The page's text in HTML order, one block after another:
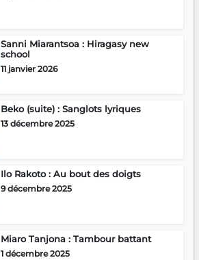
Sanni Miarantsoa : Hiragasy new
school
11 janvier 2026
Beko (suite) : Sanglots lyriques
13 décembre 2025
Ilo Rakoto : Au bout des doigts
9 décembre 2025
Miaro Tanjona : Tambour battant
1 décembre 2025